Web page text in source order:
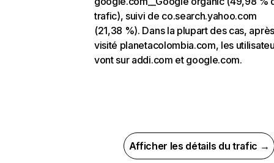
trafic), suivi de co.search.yahoo.com
(21,38 %). Dans la plupart des cas,
visité planetacolombia.com, les
vont sur addi.com et google.com.
Afficher les détails du trafic →